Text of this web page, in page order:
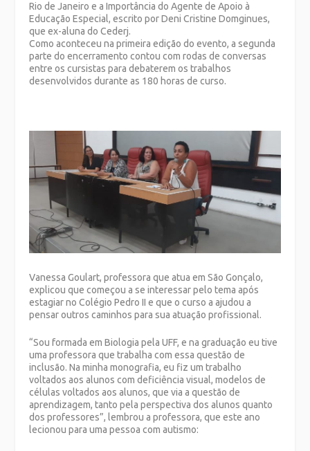
Rio de Janeiro e a Importância do Agente de Apoio à
Educação Especial, escrito por Deni Cristine Domginues,
que ex-aluna do Cederj.
Como aconteceu na primeira edição do evento, a segunda
parte do encerramento contou com rodas de conversas
entre os cursistas para debaterem os trabalhos
desenvolvidos durante as 180 horas de curso.
Vanessa Goulart, professora que atua em São Gonçalo,
explicou que começou a se interessar pelo tema após
estagiar no Colégio Pedro II e que o curso a ajudou a
pensar outros caminhos para sua atuação profissional.
“Sou formada em Biologia pela UFF, e na graduação eu tive
uma professora que trabalha com essa questão de
inclusão. Na minha monografia, eu fiz um trabalho
voltados aos alunos com deficiência visual, modelos de
células voltados aos alunos, que via a questão de
aprendizagem, tanto pela perspectiva dos alunos quanto
dos professores”, lembrou a professora, que este ano
lecionou para uma pessoa com autismo: